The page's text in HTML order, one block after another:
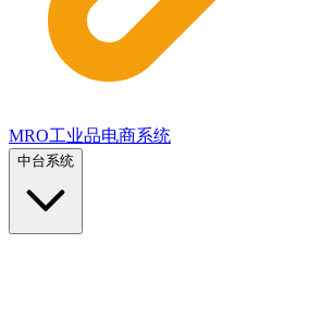
MRO工业品电商系统
中台系统